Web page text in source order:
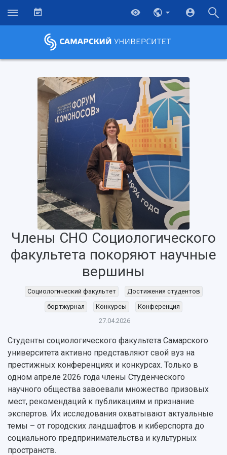
Об университете
История
Ключевые факты
Рейтинги
Руководство
Новости
Главные новости
Бортжурнал
Объявления
События
Образование
Почему я выбираю Самарский университет?
Абитуриенту
Бакалавриат и специалитет
Магистратура
Аспирантура
Научно-исследовательская деятельность
Основные научные направления
Научные школы и ведущие научные коллективы
Диссертационные советы
Подготовка научных кадров
Конкурс на замещение должностей научных
Члены СНО Социологического
факультета покоряют научные
вершины
Социологический факультет
Достижения студентов
бортжурнал
Конкурсы
Конференция
27.04.2026
Студенты социологического факультета Самарского
университета активно представляют свой вуз на
престижных конференциях и конкурсах. Только в
одном апреле 2026 года члены Студенческого
научного общества завоевали множество призовых
мест, рекомендаций к публикациям и признание
экспертов. Их исследования охватывают актуальные
темы – от городских ландшафтов и киберспорта до
социального предпринимательства и культурных
пространств.